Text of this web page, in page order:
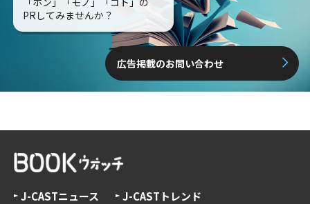
PRしてみませんか？
広告掲載のお問い合わせ
J-CASTニュース
J-CASTトレンド